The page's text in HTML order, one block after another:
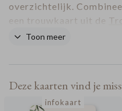
overzichtelijk.
een trouwkaart uit de
Toon meer
Deze kaarten vind je
infokaart